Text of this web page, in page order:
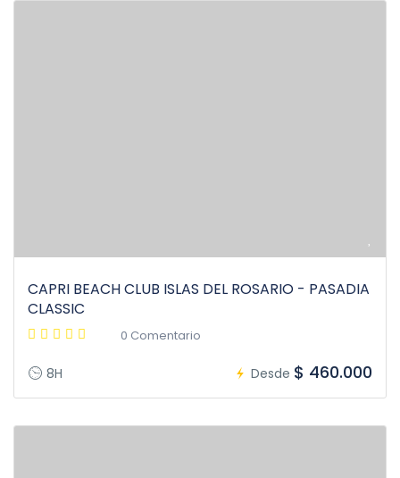
CAPRI BEACH CLUB ISLAS DEL ROSARIO - PASADIA
CLASSIC
0 Comentario
8H Desde $ 460.000